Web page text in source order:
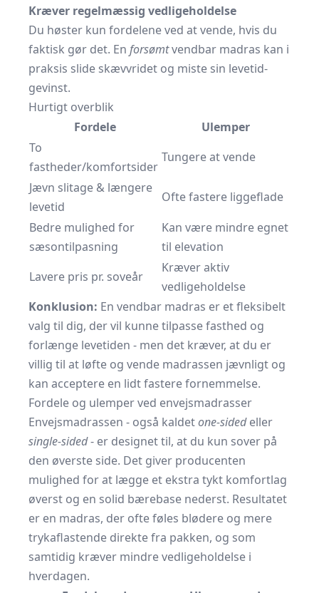
Kræver regelmæssig vedligeholdelse
Du høster kun fordelene ved at vende, hvis du
faktisk gør det. En forsømtvendbar madras kan i
praksis slide skæv­vridet og miste sin levetid-
gevinst.
Hurtigt overblik
Fordele
Ulemper
To
fastheder/komfortsider
Tungere at vende
Jævn slitage & længere
levetid
Ofte fastere liggeflade
Bedre mulighed for
sæsontilpasning
Kan være mindre egnet
til elevation
Lavere pris pr. soveår
Kræver aktiv
vedligeholdelse
Konklusion: En vendbar madras er et fleksibelt
valg til dig, der vil kunne tilpasse fasthed og
forlænge levetiden - men det kræver, at du er
villig til at løfte og vende madrassen jævnligt og
kan acceptere en lidt fastere fornemmelse.
Fordele og ulemper ved envejsmadrasser
Envejsmadrassen - også kaldetone-sidedeller
single-sided- er designet til, at du kun sover på
den øverste side. Det giver producenten
mulighed for at lægge et ekstra tykt komfortlag
øverst og en solid bærebase nederst. Resultatet
er en madras, der ofte føles blødere og mere
trykaflastende direkte fra pakken, og som
samtidig kræver mindre vedligeholdelse i
hverdagen.